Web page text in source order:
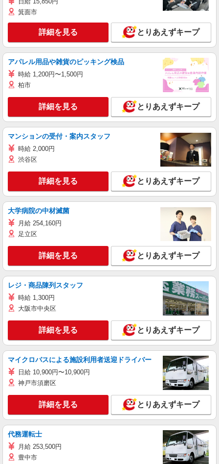
箕面市
詳細を見る とりあえずキープ
アパレル用品や雑貨のピッキング検品
時給 1,200円〜1,500円
柏市
詳細を見る とりあえずキープ
マンションの受付・案内スタッフ
時給 2,000円
渋谷区
詳細を見る とりあえずキープ
大学病院の中材滅菌
月給 254,160円
足立区
詳細を見る とりあえずキープ
レジ・商品陳列スタッフ
時給 1,300円
大阪市中央区
詳細を見る とりあえずキープ
マイクロバスによる施設利用者送迎ドライバー
日給 10,900円〜10,900円
神戸市須磨区
詳細を見る とりあえずキープ
代務運転士
月給 253,500円
豊中市